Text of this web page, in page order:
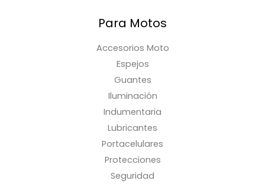
Para Motos
Accesorios Moto
Espejos
Guantes
Iluminación
Indumentaria
Lubricantes
Portacelulares
Protecciones
Seguridad